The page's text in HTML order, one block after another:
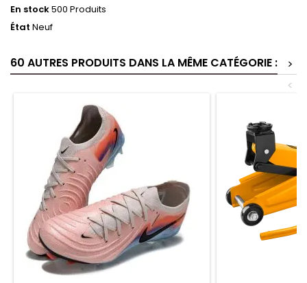
En stock500 Produits
État Neuf
60 AUTRES PRODUITS DANS LA MÊME CATÉGORIE :
>
<